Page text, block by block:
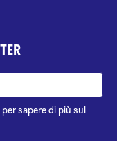
per sapere di più sul